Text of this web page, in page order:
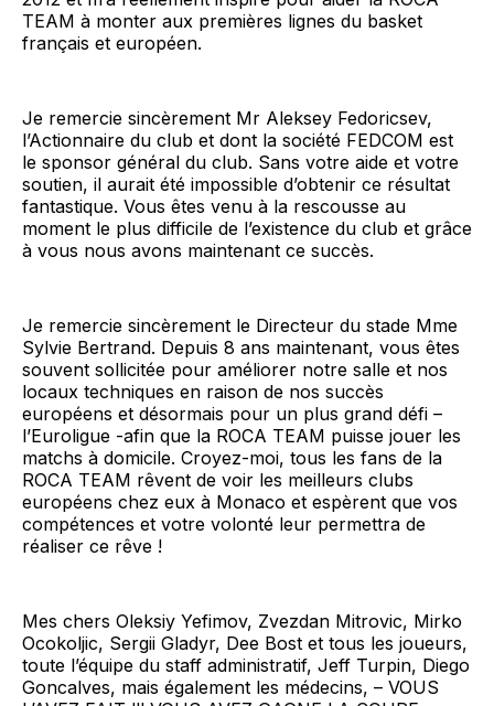
TEAM à monter aux premières lignes du basket
français et européen.
Je remercie sincèrement Mr Aleksey Fedoricsev,
l’Actionnaire du club et dont la société FEDCOM est
le sponsor général du club. Sans votre aide et votre
soutien, il aurait été impossible d’obtenir ce résultat
fantastique. Vous êtes venu à la rescousse au
moment le plus difficile de l’existence du club et grâce
à vous nous avons maintenant ce succès.
Je remercie sincèrement le Directeur du stade Mme
Sylvie Bertrand. Depuis 8 ans maintenant, vous êtes
souvent sollicitée pour améliorer notre salle et nos
locaux techniques en raison de nos succès
européens et désormais pour un plus grand défi –
l’Euroligue -afin que la ROCA TEAM puisse jouer les
matchs à domicile. Croyez-moi, tous les fans de la
ROCA TEAM rêvent de voir les meilleurs clubs
européens chez eux à Monaco et espèrent que vos
compétences et votre volonté leur permettra de
réaliser ce rêve !
Mes chers Oleksiy Yefimov, Zvezdan Mitrovic, Mirko
Ocokoljic, Sergii Gladyr, Dee Bost et tous les joueurs,
toute l’équipe du staff administratif, Jeff Turpin, Diego
Goncalves, mais également les médecins, – VOUS